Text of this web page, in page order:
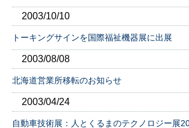
2003/10/10
トーキングサインを国際福祉機器展に出展
2003/08/08
北海道営業所移転のお知らせ
2003/04/24
自動車技術展：人とくるまのテクノロジー展